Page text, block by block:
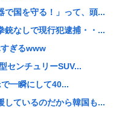
で国を守る！」って、頭...
銃なしで現行犯逮捕・・...
すぎるwww
センチュリーSUV...
一瞬にして40...
しているのだから韓国も...